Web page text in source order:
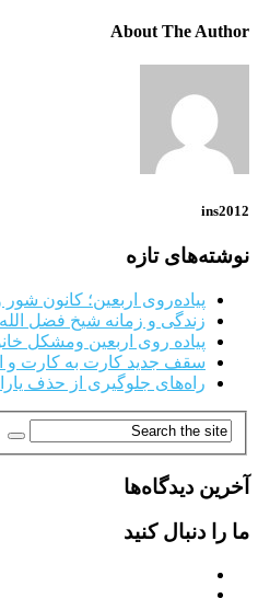
About The Author
ins2012
نوشته‌های تازه
پیاده‌روی اربعین؛ کانون
زندگی و زمانه شیخ فضل
پیاده روی اربعین ومشکل
سقف جدید کارت به کارت و
راه‌های جلوگیری از حذف
آخرین دیدگاه‌ها
ما را دنبال کنید